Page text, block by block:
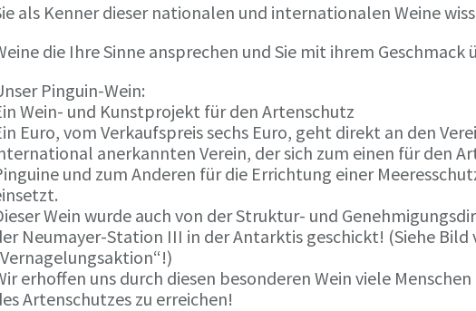
als Kenner dieser nationalen und internationalen Weine
die Ihre Sinne ansprechen und Sie mit ihrem Geschmack
Pinguin-Wein:
Wein- und Kunstprojekt für den Artenschutz
Euro, vom Verkaufspreis sechs Euro, geht direkt an den
anerkannten Verein, der sich zum einen für den
und zum Anderen für die Errichtung einer
Wein wurde auch von der Struktur- und
Neumayer-Station III in der Antarktis geschickt! (Siehe Bild
erhoffen uns durch diesen besonderen Wein viele
Artenschutzes zu erreichen!